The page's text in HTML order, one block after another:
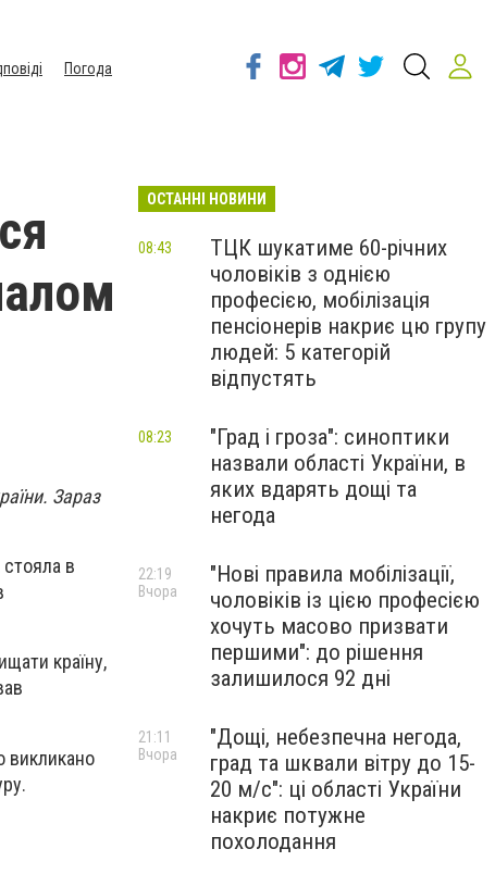
Погода
Зараз
в
країну,
викликано
ОСТАННІ НОВИНИ
ТЦК шукатиме 60-річних
чоловіків з однією
професією, мобілізація
пенсіонерів накриє цю групу
людей: 5 категорій
відпустять
08:43
"Град і гроза": синоптики
назвали області України, в
яких вдарять дощі та
негода
08:23
"Нові правила мобілізації,
чоловіків із цією професією
хочуть масово призвати
першими": до рішення
залишилося 92 дні
22:19
Вчора
"Дощі, небезпечна негода,
град та шквали вітру до 15-
20 м/с": ці області України
накриє потужне
похолодання
21:11
Вчора